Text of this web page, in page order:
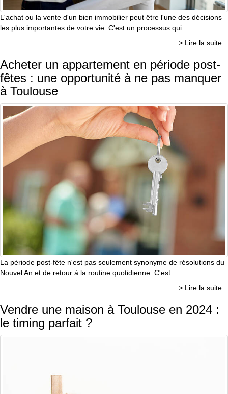
L'achat ou la vente d'un bien immobilier peut être l'une des décisions
les plus importantes de votre vie. C'est un processus qui...
> Lire la suite...
Acheter un appartement en période post-
fêtes : une opportunité à ne pas manquer
à Toulouse
La période post-fête n'est pas seulement synonyme de résolutions du
Nouvel An et de retour à la routine quotidienne. C'est...
> Lire la suite...
Vendre une maison à Toulouse en 2024 :
le timing parfait ?